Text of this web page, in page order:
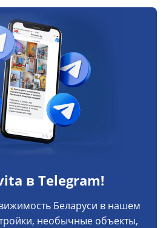
в Telegram!
Беларуси в нашем
необычные объекты,